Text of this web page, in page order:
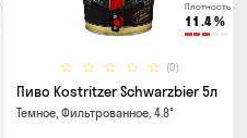
Плотность
11.4%
(0)
Пиво Kostritzer Schwarzbier 5л
Темное, Фильтрованное, 4.8°